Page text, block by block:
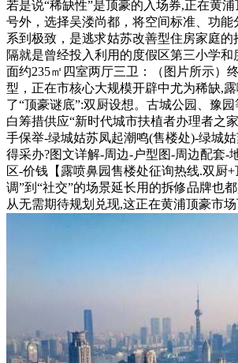
若是说“稀缺性”是顶豪的入场券,正在黄
号外，选择吴溇尚都，将空间标准、功能
系到极致，是逃求姑苏改善型住房家庭的
隔就是曾经投入利用的度假区第三小学和
面约235㎡四室两厅三卫：（图片所示）
型，正在市核心大规模开辟中尤为稀缺,露
了“顶豪谜底”:双厨设想。古城公园、豫
白筹措供应“新时代城市扶植者办理者之
手保举-绿城姑苏凤起潮鸣(售楼处)-绿城
得采办?图文详解-周边-户型图-周边配套-
区-价钱【露喷鼻园售楼处征询热线.双厨
调”到“社交”的场景延长用的拆修品牌也
从无需期待规划兑现,这正在黄浦顶豪市场